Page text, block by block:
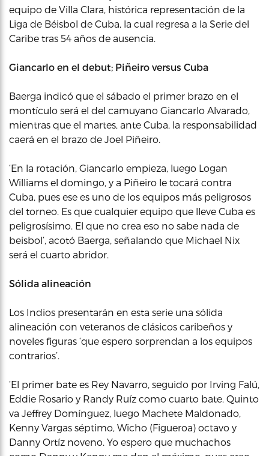
equipo de Villa Clara, histórica representación de la
Liga de Béisbol de Cuba, la cual regresa a la Serie del
Caribe tras 54 años de ausencia.
Giancarlo en el debut; Piñeiro versus Cuba
Baerga indicó que el sábado el primer brazo en el
montículo será el del camuyano Giancarlo Alvarado,
mientras que el martes, ante Cuba, la responsabilidad
caerá en el brazo de Joel Piñeiro.
‘En la rotación, Giancarlo empieza, luego Logan
Williams el domingo, y a Piñeiro le tocará contra
Cuba, pues ese es uno de los equipos más peligrosos
del torneo. Es que cualquier equipo que lleve Cuba es
peligrosísimo. El que no crea eso no sabe nada de
beisbol’, acotó Baerga, señalando que Michael Nix
será el cuarto abridor.
Sólida alineación
Los Indios presentarán en esta serie una sólida
alineación con veteranos de clásicos caribeños y
noveles figuras ‘que espero sorprendan a los equipos
contrarios’.
‘El primer bate es Rey Navarro, seguido por Irving Falú,
Eddie Rosario y Randy Ruíz como cuarto bate. Quinto
va Jeffrey Domínguez, luego Machete Maldonado,
Kenny Vargas séptimo, Wicho (Figueroa) octavo y
Danny Ortíz noveno. Yo espero que muchachos